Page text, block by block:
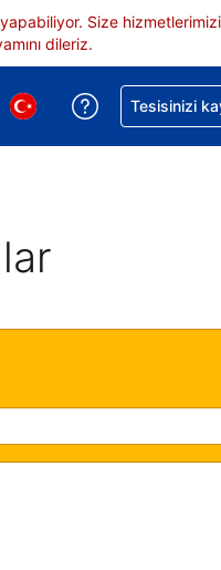
Size
dileriz.
seçimi yap. Mevcut
Dil seçimi yap. Mevcut
Tesisinizi